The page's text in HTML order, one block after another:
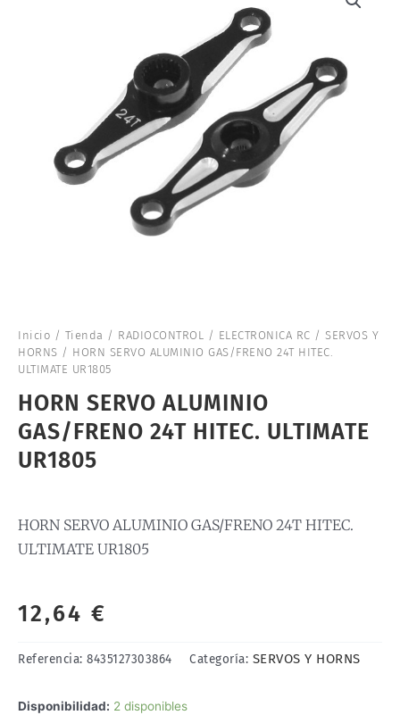
Inicio / Tienda / RADIOCONTROL / ELECTRONICA RC / SERVOS Y
HORNS / HORN SERVO ALUMINIO GAS/FRENO 24T HITEC.
ULTIMATE UR1805
HORN SERVO ALUMINIO
GAS/FRENO 24T HITEC. ULTIMATE
UR1805
HORN SERVO ALUMINIO GAS/FRENO 24T HITEC.
ULTIMATE UR1805
12,64 €
Referencia: 8435127303864 Categoría: SERVOS Y HORNS
Disponibilidad: 2 disponibles
HORN